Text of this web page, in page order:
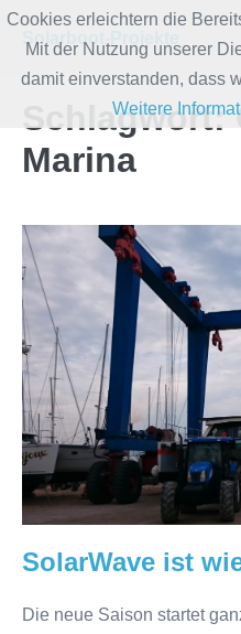
Zum
Inhalt
springen
Solarboot-Projekte
Schlagwort:
Marina
SolarWave
ist
wieder
im
Wasser!
SolarWave ist
Die neue Saison startet
Cookies erleichtern die
Mit der Nutzung unserer
damit einverstanden, dass
Weitere